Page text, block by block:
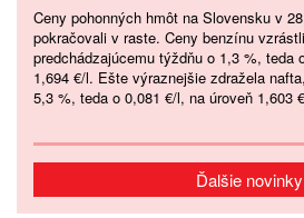
Ceny pohonných hmôt na Slovensku v
pokračovali v raste. Ceny benzínu
predchádzajúcemu týždňu o 1,3 %, teda
1,694 €/l. Ešte výraznejšie zdražela
5,3 %, teda o 0,081 €/l, na úroveň 1,603
Ďalšie novinky